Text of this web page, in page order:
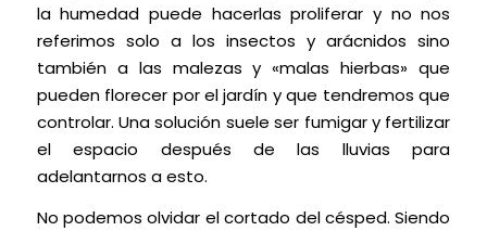
la humedad puede hacerlas proliferar y no nos
referimos solo a los insectos y arácnidos sino
también a las malezas y «malas hierbas» que
pueden florecer por el jardín y que tendremos que
controlar. Una solución suele ser fumigar y fertilizar
el espacio después de las lluvias para
adelantarnos a esto.
No podemos olvidar el cortado del césped. Siendo